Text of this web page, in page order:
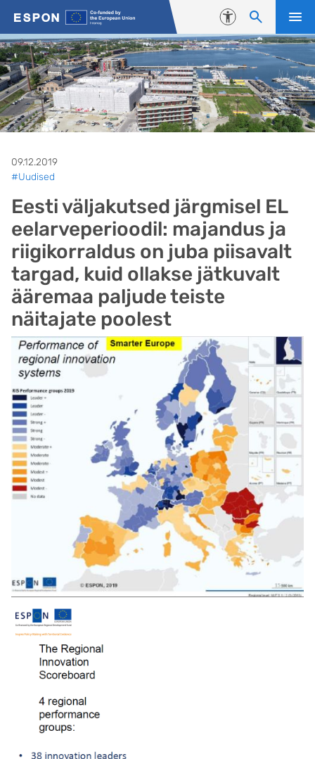
Liigu edasi põhisisu juurde
Juurdepääsetavus
09.12.2019
#Uudised
Eesti väljakutsed järgmisel EL
eelarveperioodil: majandus ja
riigikorraldus on juba piisavalt
targad, kuid ollakse jätkuvalt
ääremaa paljude teiste
näitajate poolest